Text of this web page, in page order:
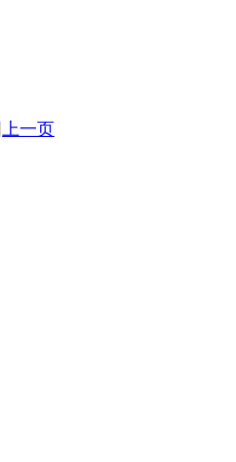
上一页